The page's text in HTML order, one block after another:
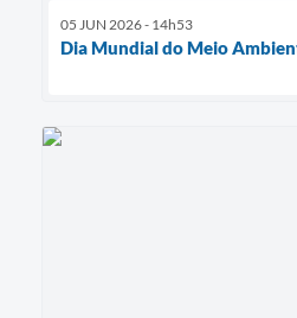
05 JUN 2026 - 14h53
Dia Mundial do Meio